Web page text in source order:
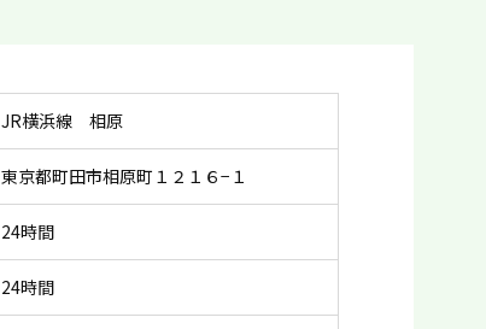
JR横浜線 相原
東京都町田市相原町１２１６−１
24時間
24時間